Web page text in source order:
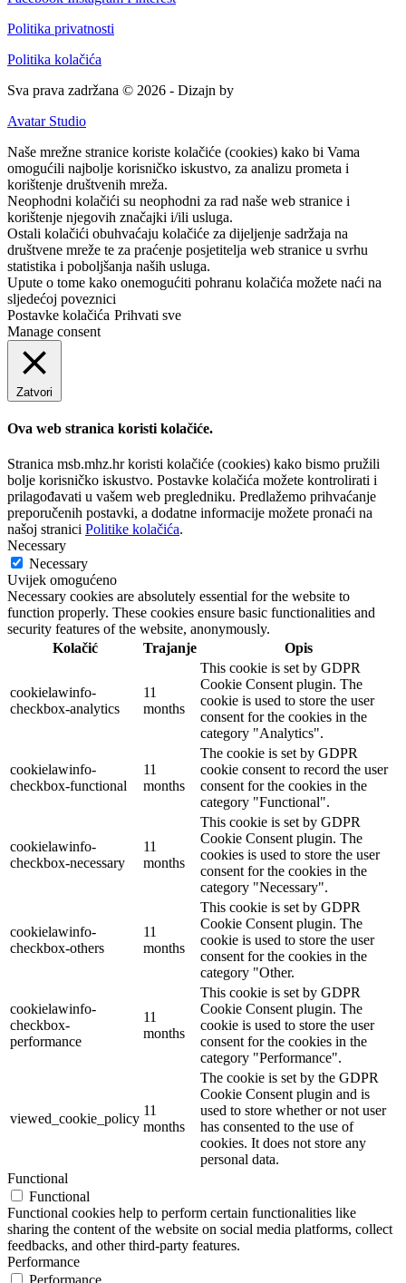
Politika privatnosti
Politika kolačića
Sva prava zadržana © 2026 - Dizajn by
Avatar Studio
Naše mrežne stranice koriste kolačiće (cookies) kako bi Vama
omogućili najbolje korisničko iskustvo, za analizu prometa i
korištenje društvenih mreža.
Neophodni kolačići su neophodni za rad naše web stranice i
korištenje njegovih značajki i/ili usluga.
Ostali kolačići obuhvaćaju kolačiće za dijeljenje sadržaja na
društvene mreže te za praćenje posjetitelja web stranice u svrhu
statistika i poboljšanja naših usluga.
Upute o tome kako onemogućiti pohranu kolačića možete naći na
sljedećoj poveznici
Postavke kolačića Prihvati sve
Manage consent
Zatvori
Ova web stranica koristi kolačiće.
Stranica msb.mhz.hr koristi kolačiće (cookies) kako bismo pružili
bolje korisničko iskustvo. Postavke kolačića možete kontrolirati i
prilagođavati u vašem web pregledniku. Predlažemo prihvaćanje
preporučenih postavki, a dodatne informacije možete pronaći na
našoj stranici Politike kolačića.
Necessary
Necessary
Uvijek omogućeno
Necessary cookies are absolutely essential for the website to
function properly. These cookies ensure basic functionalities and
security features of the website, anonymously.
Kolačić
Trajanje Opis
cookielawinfo-
checkbox-analytics
11
months
This cookie is set by GDPR
Cookie Consent plugin. The
cookie is used to store the user
consent for the cookies in the
category "Analytics".
cookielawinfo-
checkbox-functional
11
months
The cookie is set by GDPR
cookie consent to record the user
consent for the cookies in the
category "Functional".
cookielawinfo-
checkbox-necessary
11
months
This cookie is set by GDPR
Cookie Consent plugin. The
cookies is used to store the user
consent for the cookies in the
category "Necessary".
cookielawinfo-
checkbox-others
11
months
This cookie is set by GDPR
Cookie Consent plugin. The
cookie is used to store the user
consent for the cookies in the
category "Other.
cookielawinfo-
checkbox-
performance
11
months
This cookie is set by GDPR
Cookie Consent plugin. The
cookie is used to store the user
consent for the cookies in the
category "Performance".
viewed_cookie_policy
11
months
The cookie is set by the GDPR
Cookie Consent plugin and is
used to store whether or not user
has consented to the use of
cookies. It does not store any
personal data.
Functional
Functional
Functional cookies help to perform certain functionalities like
sharing the content of the website on social media platforms, collect
feedbacks, and other third-party features.
Performance